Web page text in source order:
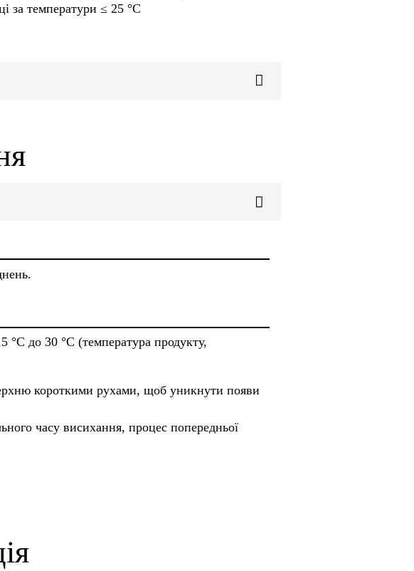
за температури ≤ 25 °C
°C до 30 °C (температура продукту,
короткими рухами, щоб уникнути появи
часу висихання, процес попередньої